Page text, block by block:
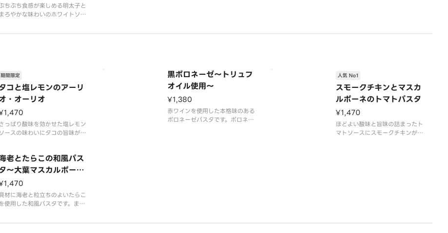
ちぷち食感が楽しめる明太子と
まろやかな味わいのホワイトソー
風味が広がる色鮮やかなドリア
でたまごが華やかさを添え、目に
も美味しい一皿に
コと塩レモンのアーリ
・オーリオ
期間限定
っぱり酸味を効かせた塩レモン
ソースの味わいにタコの旨味が良
のケーパーとミニトマトを加え
、爽やかな後味に仕立てていま
す。トッピングのパルミジャー
・レジャーノが旨味と香りをプ
スし、イタリアンパセ
黒ボロネーゼ～トリュフ
オイル使用～
¥1,380
赤ワインを使用した本格味のある
ボロネーゼパスタです。ボロネー
スモークチキンとマスカ
ルポーネのトマトパスタ
人気 No1
¥1,470
ほどよい酸味と旨味の詰まったト
マトソースにスモークチキンが良
老とたらこの和風パス
～大葉マスカルポーネ
材に海老と粒立ちのよいたらこ
使用した和風パスタです。まず
として、次に大葉や煎り胡麻、